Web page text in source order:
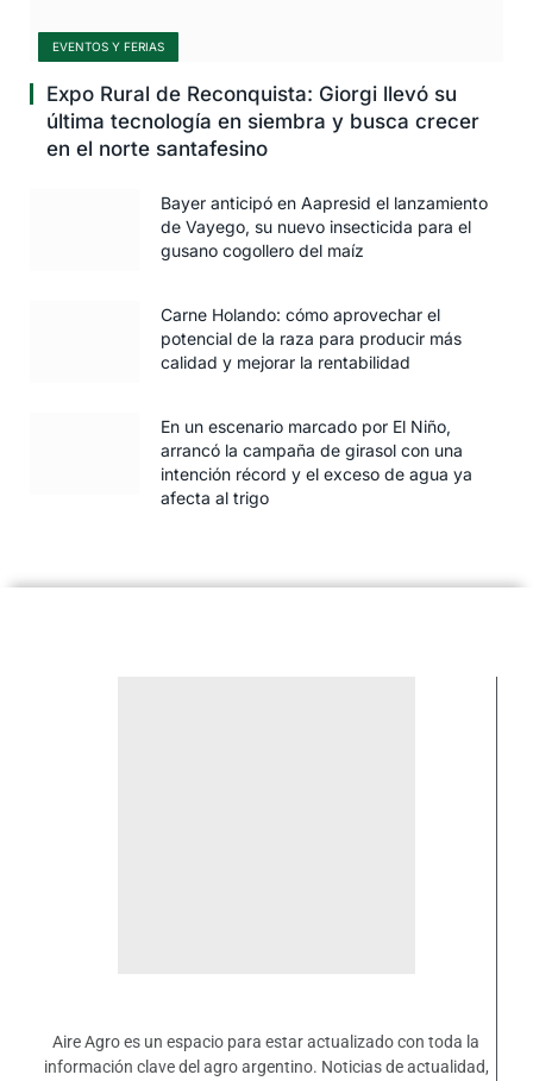
EVENTOS Y FERIAS
Expo Rural de Reconquista: Giorgi llevó su
última tecnología en siembra y busca crecer
en el norte santafesino
Bayer anticipó en Aapresid el lanzamiento
de Vayego, su nuevo insecticida para el
gusano cogollero del maíz
Carne Holando: cómo aprovechar el
potencial de la raza para producir más
calidad y mejorar la rentabilidad
En un escenario marcado por El Niño,
arrancó la campaña de girasol con una
intención récord y el exceso de agua ya
afecta al trigo
Aire Agro es un espacio para estar actualizado con toda la
información clave del agro argentino. Noticias de actualidad,